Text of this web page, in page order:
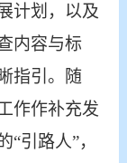
计划，以及
内容与标
指引。随
作作补充发
“引路人”，